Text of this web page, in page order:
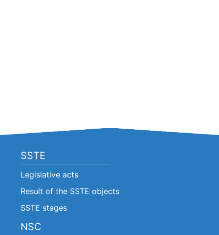
SSTE
Legislative acts
Result of the SSTE objects
SSTE stages
NSC